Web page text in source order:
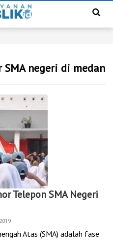
negeri di medan
Telepon SMA Negeri
Atas (SMA) adalah fase